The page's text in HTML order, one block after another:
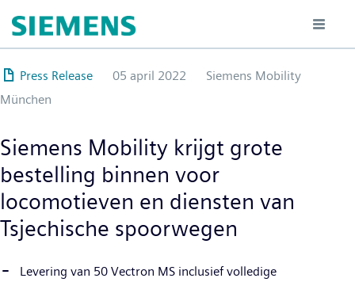
en
naar
de
inhoud
gaan
Press Release 05 april 2022
Siemens Mobility
München
Siemens Mobility krijgt grote
bestelling binnen voor
locomotieven en diensten van
Tsjechische spoorwegen
Levering van 50 Vectron MS inclusief volledige